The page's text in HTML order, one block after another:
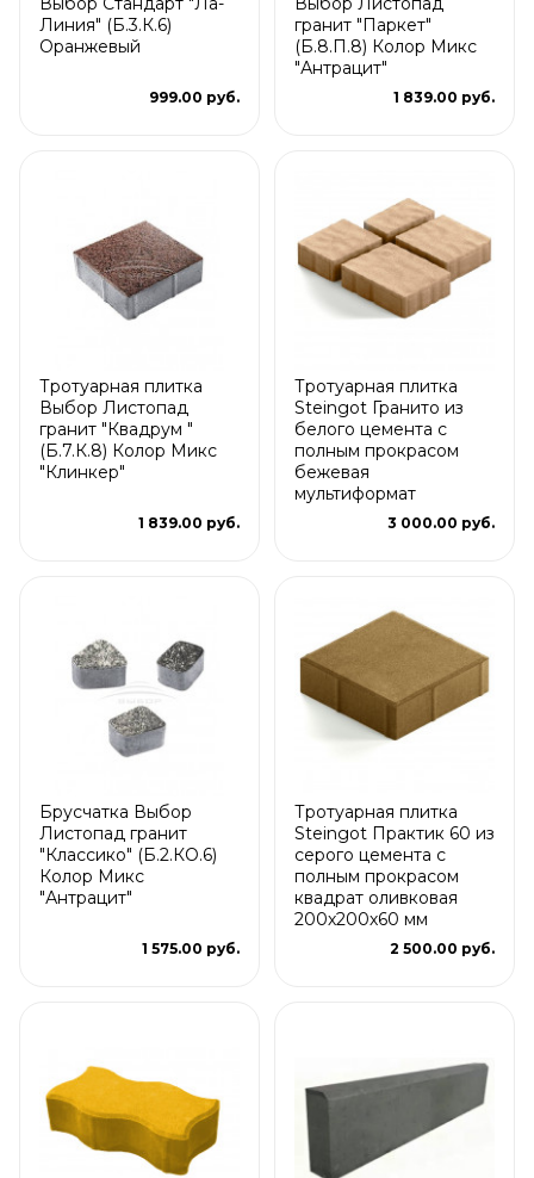
Линия" (Б.3.К.6)
Оранжевый
999.00 руб.
гранит "Паркет"
(Б.8.П.8) Колор Микс
"Антрацит"
1 839.00 руб.
Тротуарная плитка
Выбор Листопад
гранит "Квадрум "
(Б.7.К.8) Колор Микс
"Клинкер"
1 839.00 руб.
Тротуарная плитка
Steingot Гранито из
белого цемента с
полным прокрасом
бежевая
мультиформат
3 000.00 руб.
Брусчатка Выбор
Листопад гранит
"Классико" (Б.2.КО.6)
Колор Микс
"Антрацит"
1 575.00 руб.
Тротуарная плитка
Steingot Практик 60 из
серого цемента с
полным прокрасом
квадрат оливковая
200х200х60 мм
2 500.00 руб.